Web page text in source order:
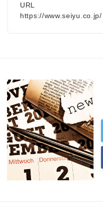
URL
https://www.seiyu.co.jp/